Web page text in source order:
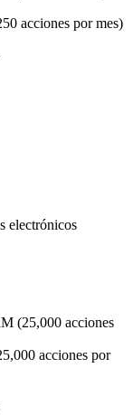
acciones por mes)
electrónicos
(25,000 acciones
acciones por